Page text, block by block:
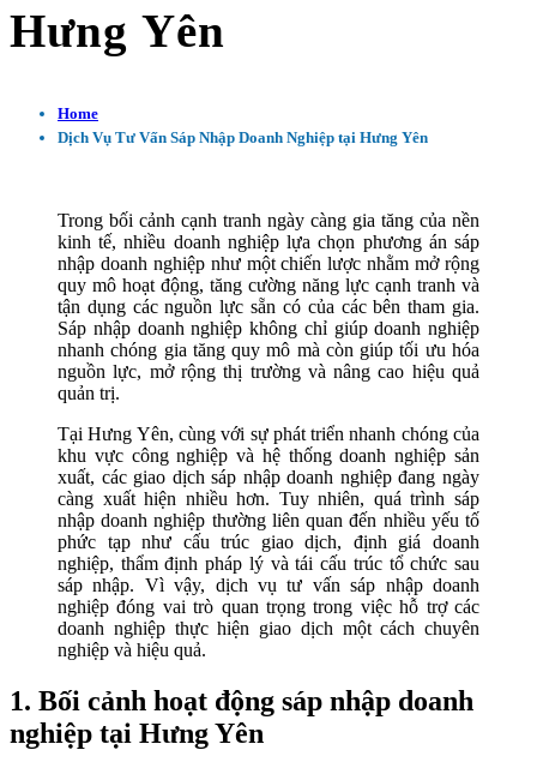
Hưng Yên
Home
Dịch Vụ Tư Vấn Sáp Nhập Doanh Nghiệp tại Hưng Yên
Trong bối cảnh cạnh tranh ngày càng gia tăng của nền
kinh tế, nhiều doanh nghiệp lựa chọn phương án sáp
nhập doanh nghiệp như một chiến lược nhằm mở rộng
quy mô hoạt động, tăng cường năng lực cạnh tranh và
tận dụng các nguồn lực sẵn có của các bên tham gia.
Sáp nhập doanh nghiệp không chỉ giúp doanh nghiệp
nhanh chóng gia tăng quy mô mà còn giúp tối ưu hóa
nguồn lực, mở rộng thị trường và nâng cao hiệu quả
quản trị.
Tại Hưng Yên, cùng với sự phát triển nhanh chóng của
khu vực công nghiệp và hệ thống doanh nghiệp sản
xuất, các giao dịch sáp nhập doanh nghiệp đang ngày
càng xuất hiện nhiều hơn. Tuy nhiên, quá trình sáp
nhập doanh nghiệp thường liên quan đến nhiều yếu tố
phức tạp như cấu trúc giao dịch, định giá doanh
nghiệp, thẩm định pháp lý và tái cấu trúc tổ chức sau
sáp nhập. Vì vậy, dịch vụ tư vấn sáp nhập doanh
nghiệp đóng vai trò quan trọng trong việc hỗ trợ các
doanh nghiệp thực hiện giao dịch một cách chuyên
nghiệp và hiệu quả.
1. Bối cảnh hoạt động sáp nhập doanh
nghiệp tại Hưng Yên